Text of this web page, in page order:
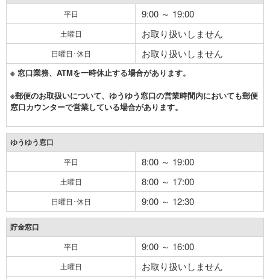
平日 9:00 ～ 19:00
土曜日 お取り扱いしません
日曜日･休日 お取り扱いしません
※ 窓口業務、ATMを一時休止する場合があります。
※郵便のお取扱いについて、ゆうゆう窓口の営業時間内においても郵便
窓口カウンターで営業している場合があります。
ゆうゆう窓口
平日 8:00 ～ 19:00
土曜日 8:00 ～ 17:00
日曜日･休日 9:00 ～ 12:30
貯金窓口
平日 9:00 ～ 16:00
土曜日 お取り扱いしません